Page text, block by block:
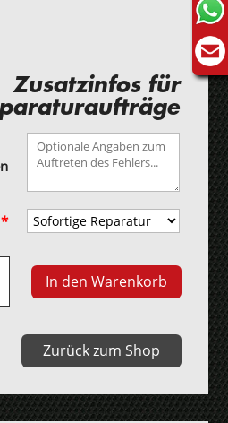
Zusatzinfos für
*
In den Warenkorb
Zurück zum Shop